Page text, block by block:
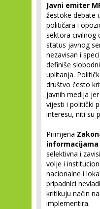
Javni emiter
žestoke debate
političara i
sektora civilnog
status javnog
nezavisan i
definiše
uplitanja.
društvo često
javnih medija
vijesti i politički
interesu, niti su
Primjena
informacijama
selektivna i
volje i
nacionalne i
pripadnici
kritikuju način
implementira.